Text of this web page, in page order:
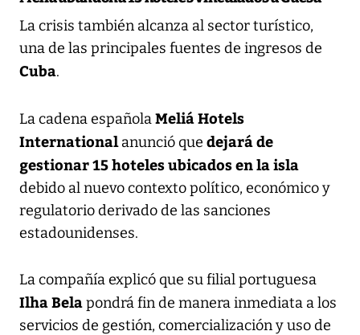
La crisis también alcanza al sector turístico,
una de las principales fuentes de ingresos de
Cuba.
La cadena españolaMeliá Hotels
Internationalanunció que dejará de
gestionar 15 hoteles ubicados en la isla
debido al nuevo contexto político, económico y
regulatorio derivado de las sanciones
estadounidenses.
La compañía explicó que su filial portuguesa
Ilha Belapondrá fin de manera inmediata a los
servicios de gestión, comercialización y uso de